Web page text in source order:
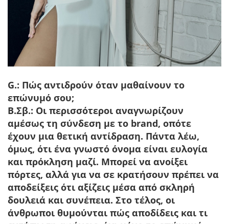
G.: Πώς αντιδρούν όταν μαθαίνουν το
επώνυμό σου;
Β.Σβ.: Οι περισσότεροι αναγνωρίζουν
αμέσως τη σύνδεση με το brand, οπότε
έχουν μια θετική αντίδραση. Πάντα λέω,
όμως, ότι ένα γνωστό όνομα είναι ευλογία
και πρόκληση μαζί. Μπορεί να ανοίξει
πόρτες, αλλά για να σε κρατήσουν πρέπει να
αποδείξεις ότι αξίζεις μέσα από σκληρή
δουλειά και συνέπεια. Στο τέλος, οι
άνθρωποι θυμούνται πώς αποδίδεις και τι